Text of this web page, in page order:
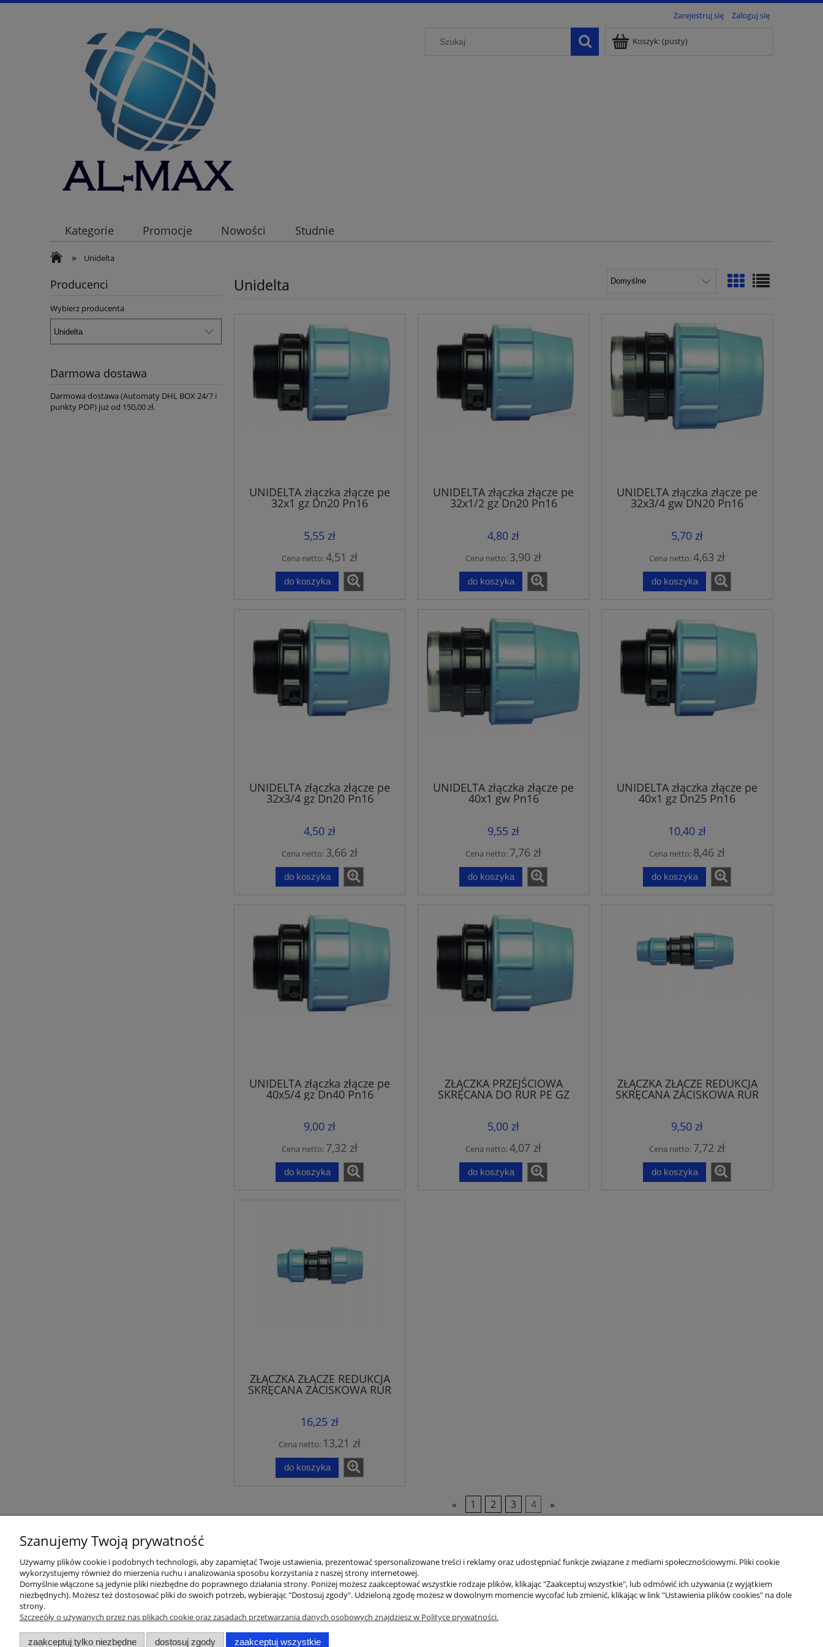
Zarejestruj się Zaloguj się
Koszyk:(pusty)
Kategorie Promocje Nowości Studnie
» Unidelta
Producenci
Wybierz producenta
Darmowa dostawa
Darmowa dostawa (Automaty DHL BOX 24/7 i
punkty POP) już od 150,00 zł.
Unidelta
UNIDELTA złączka złącze pe
32x1 gz Dn20 Pn16
5,55 zł
Cena netto:4,51 zł
do koszyka
UNIDELTA złączka złącze pe
32x1/2 gz Dn20 Pn16
4,80 zł
Cena netto: 3,90 zł
do koszyka
UNIDELTA złączka złącze pe
32x3/4 gw DN20 Pn16
5,70 zł
Cena netto:4,63 zł
do koszyka
UNIDELTA złączka złącze pe
32x3/4 gz Dn20 Pn16
4,50 zł
Cena netto: 3,66 zł
do koszyka
UNIDELTA złączka złącze pe
40x1 gw Pn16
9,55 zł
Cena netto: 7,76 zł
do koszyka
UNIDELTA złączka złącze pe
40x1 gz Dn25 Pn16
10,40 zł
Cena netto: 8,46 zł
do koszyka
UNIDELTA złączka złącze pe
40x5/4 gz Dn40 Pn16
9,00 zł
Cena netto: 7,32 zł
do koszyka
ZŁĄCZKA PRZEJŚCIOWA
SKRĘCANA DO RUR PE GZ
32x3/4'' ZŁĄCZE UNIDELTA
5,00 zł
Cena netto:4,07 zł
do koszyka
ZŁĄCZKA ZŁĄCZE REDUKCJA
SKRĘCANA ZACISKOWA RUR
9,50 zł
Cena netto: 7,72 zł
do koszyka
ZŁĄCZKA ZŁĄCZE REDUKCJA
SKRĘCANA ZACISKOWA RUR
16,25 zł
Cena netto: 13,21 zł
do koszyka
« 1 2 3 4 »
O nas
Kontakt i dane firmy
O firmie
Obsługa klienta
Metody płatności
Czas i koszty dostawy
Pomoc
Jak kupować?
Moje konto
Szanujemy Twoją prywatność
Używamy plików cookie i podobnych technologii, aby zapamiętać Twoje ustawienia, prezentować spersonalizowane treści i reklamy oraz udostępniać funkcje związane z mediami społecznościowymi. Pliki cookie
wykorzystujemy również do mierzenia ruchu i analizowania sposobu korzystania z naszej strony internetowej.
Domyślnie włączone są jedynie pliki niezbędne do poprawnego działania strony. Poniżej możesz zaakceptować wszystkie rodzaje plików, klikając "Zaakceptuj wszystkie", lub odmówić ich używania (z wyjątkiem
niezbędnych). Możesz też dostosować pliki do swoich potrzeb, wybierając "Dostosuj zgody". Udzieloną zgodę możesz w dowolnym momencie wycofać lub zmienić, klikając w link "Ustawienia plików cookies" na dole
strony.
Szczegóły o używanych przez nas plikach cookie oraz zasadach przetwarzania danych osobowych znajdziesz w Polityce prywatności.
zaakceptuj tylko niezbędne dostosuj zgody zaakceptuj wszystkie